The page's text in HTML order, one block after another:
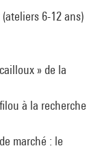
6-12 ans)
» de la
à la recherche
marché : le